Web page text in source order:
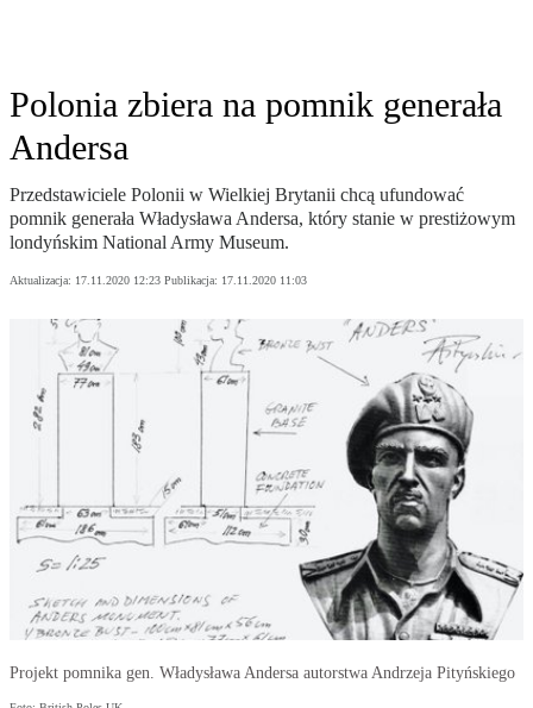
Polonia zbiera na pomnik generała
Andersa
Przedstawiciele Polonii w Wielkiej Brytanii chcą ufundować
pomnik generała Władysława Andersa, który stanie w prestiżowym
londyńskim National Army Museum.
Aktualizacja: 17.11.2020 12:23 Publikacja: 17.11.2020 11:03
Projekt pomnika gen. Władysława Andersa autorstwa Andrzeja Pityńskiego